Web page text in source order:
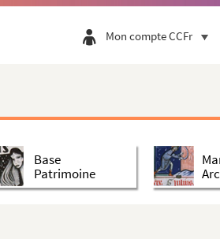
Mon compte CCFr
Base
Patrimoine